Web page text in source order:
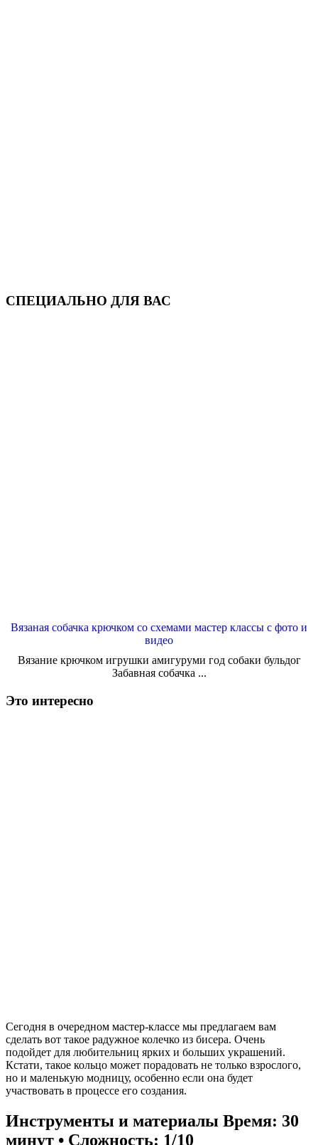
СПЕЦИАЛЬНО ДЛЯ ВАС
Вязаная собачка крючком со схемами мастер классы с фото и
видео
Вязание крючком игрушки амигуруми год собаки бульдог
Забавная собачка ...
Это интересно
Сегодня в очередном мастер-классе мы предлагаем вам
сделать вот такое радужное колечко из бисера. Очень
подойдет для любительниц ярких и больших украшений.
Кстати, такое кольцо может порадовать не только взрослого,
но и маленькую модницу, особенно если она будет
участвовать в процессе его создания.
Инструменты и материалы Время: 30
минут • Сложность: 1/10